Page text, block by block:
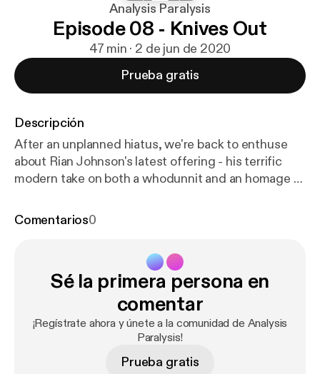
Analysis Paralysis
Episode 08 - Knives Out
47 min · 2 de jun de 2020
Prueba gratis
Descripción
After an unplanned hiatus, we're back to enthuse
about Rian Johnson's latest offering - his terrific
modern take on both a whodunnit and an homage to
Thrombey family morality, the Perfect Immigrant
Comentarios0
Sé la primera persona en
comentar
¡Regístrate ahora y únete a la comunidad de Analysis
Paralysis!
Prueba gratis